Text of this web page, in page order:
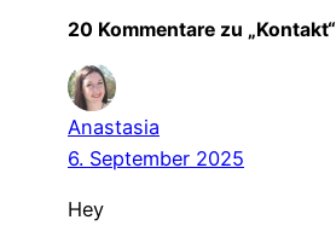
20 Kommentare zu „Kontakt“
Anastasia
6. September 2025
Hey